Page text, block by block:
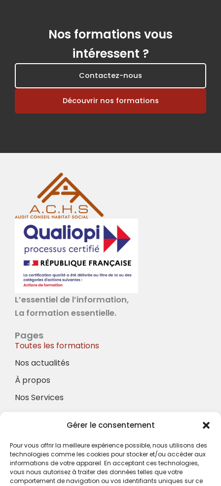
Gérer le consentement
Pour vous offrir la meilleure expérience possible, nous utilisons des
technologies comme les cookies pour stocker et/ou accéder aux
informations de votre appareil. En acceptant ces technologies,
vous nous autorisez à traiter des données telles que votre
comportement de navigation ou vos identifiants uniques sur ce
Nos formations vous
intéressent ?
Contactez-nous
Découvrir nos formations
L’essentiel de l’information,
La formation essentielle.
Pages
Toutes les formations
Nos actualités
À propos
Nos Services
Hotel à proximité
Politique de confidentialité
CGV
Règlement intérieur